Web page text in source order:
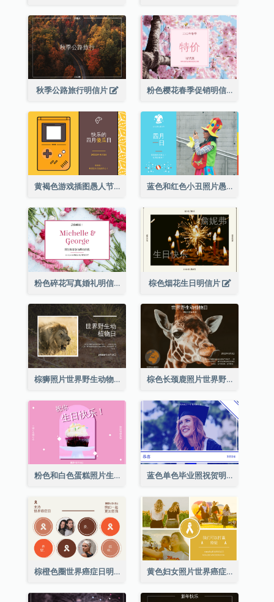
秋季公路旅行明信片 粉色樱花春季促销明信片
黄褐色游戏插图愚人节明信片 蓝色和红色小丑照片愚人节明信片
粉色碎花写真婚礼明信片 棕色烟花生日明信片
棕狮照片世界野生动物日明信片 棕色长颈鹿照片世界野生动物日明信片
粉色和白色蛋糕照片生日明信片 蓝色单色毕业照祝贺明信片
棕橙色圈世界癌症日明信片 黄色妇女照片世界癌症日明信片